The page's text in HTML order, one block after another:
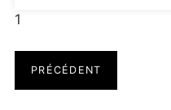
1
PRÉCÉDENT